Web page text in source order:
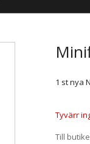
1 st nya
Tyvärr
Till